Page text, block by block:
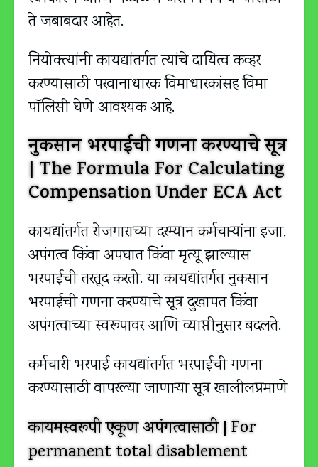
ते जबाबदार आहेत.
नियोक्त्यांनी कायद्यांतर्गत त्यांचे दायित्व कव्हर
करण्यासाठी परवानाधारक विमाधारकांसह विमा
पॉलिसी घेणे आवश्यक आहे.
नुकसान भरपाईची गणना करण्याचे सूत्र
| The Formula For Calculating
Compensation Under ECA Act
कायद्यांतर्गत रोजगाराच्या दरम्यान कर्मचार्‍यांना इजा,
अपंगत्व किंवा अपघात किंवा मृत्यू झाल्यास
भरपाईची तरतूद करतो. या कायद्यांतर्गत नुकसान
भरपाईची गणना करण्याचे सूत्र दुखापत किंवा
अपंगत्वाच्या स्वरूपावर आणि व्याप्तीनुसार बदलते.
कर्मचारी भरपाई कायद्यांतर्गत भरपाईची गणना
करण्यासाठी वापरल्या जाणार्‍या सूत्र खालीलप्रमाणे
कायमस्वरूपी एकूण अपंगत्वासाठी | For
permanent total disablement